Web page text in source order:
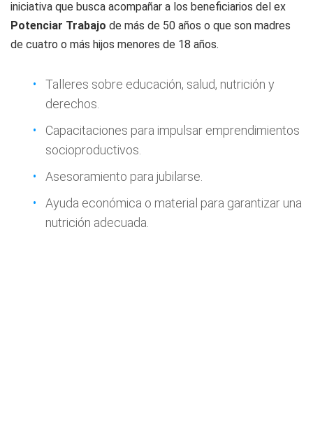
iniciativa que busca acompañar a los beneficiarios del ex
Potenciar Trabajo de más de 50 años o que son madres
de cuatro o más hijos menores de 18 años.
Talleres sobre educación, salud, nutrición y
derechos.
Capacitaciones para impulsar emprendimientos
socioproductivos.
Asesoramiento para jubilarse.
Ayuda económica o material para garantizar una
nutrición adecuada.